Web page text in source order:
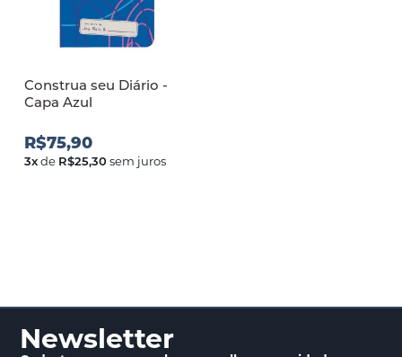
Construa seu Diário -
Capa Azul
R$75,90
3xde R$25,30sem juros
Newsletter